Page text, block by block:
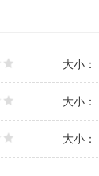
大小：
大小：
大小：